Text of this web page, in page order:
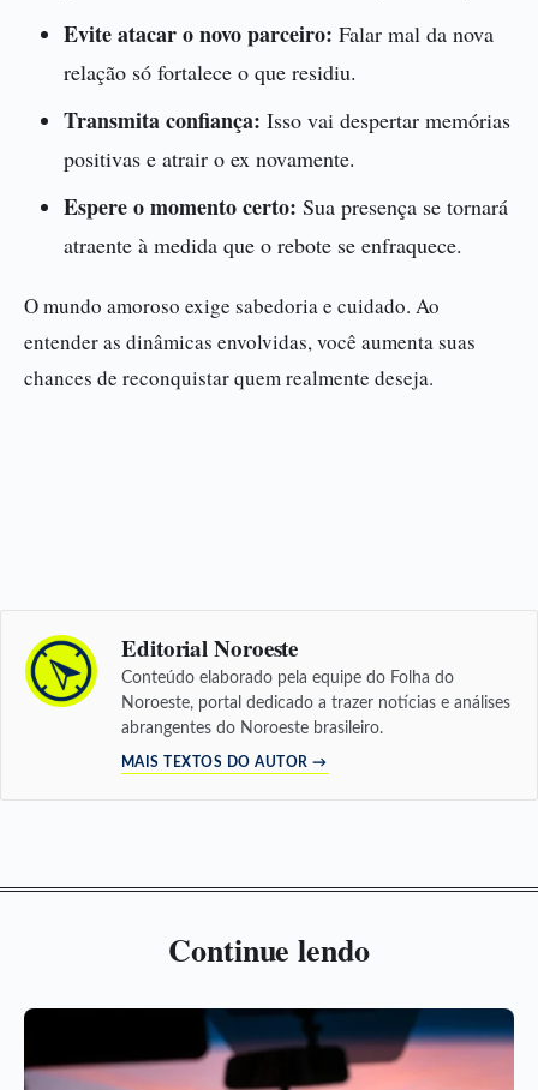
Evite atacar o novo parceiro: Falar mal da nova
relação só fortalece o que residiu.
Transmita confiança: Isso vai despertar memórias
positivas e atrair o ex novamente.
Espere o momento certo: Sua presença se tornará
atraente à medida que o rebote se enfraquece.
O mundo amoroso exige sabedoria e cuidado. Ao
entender as dinâmicas envolvidas, você aumenta suas
chances de reconquistar quem realmente deseja.
Editorial Noroeste
Conteúdo elaborado pela equipe do Folha do
Noroeste, portal dedicado a trazer notícias e análises
abrangentes do Noroeste brasileiro.
MAIS TEXTOS DO AUTOR →
Continue lendo